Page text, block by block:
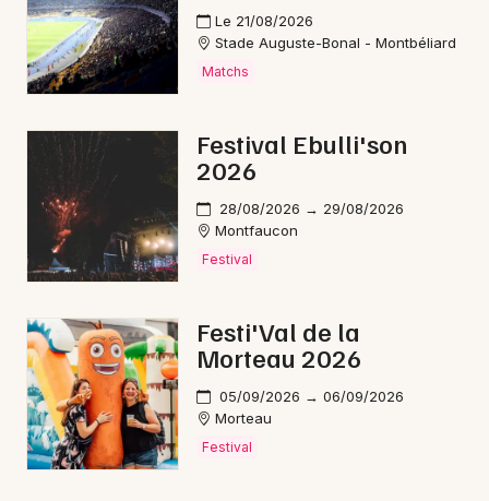
Actus en Franche-Comté
Magazine en Franche-Comté
Choisir mes départements
Mon email
Le 21/08/2026
Stade Auguste-Bonal - Montbéliard
Matchs
Festival Ebulli'son
2026
28/08/2026 → 29/08/2026
Montfaucon
Festival
Festi'Val de la
Morteau 2026
05/09/2026 → 06/09/2026
Morteau
Festival